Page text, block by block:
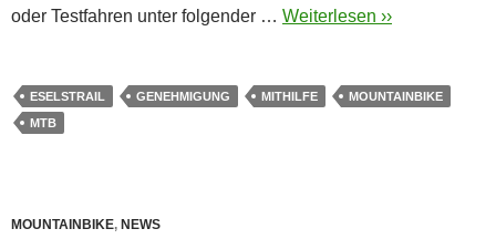
oder Testfahren unter folgender … Weiterlesen ››
ESELSTRAIL GENEHMIGUNG MITHILFE
MOUNTAINBIKE
MTB
MOUNTAINBIKE, NEWS